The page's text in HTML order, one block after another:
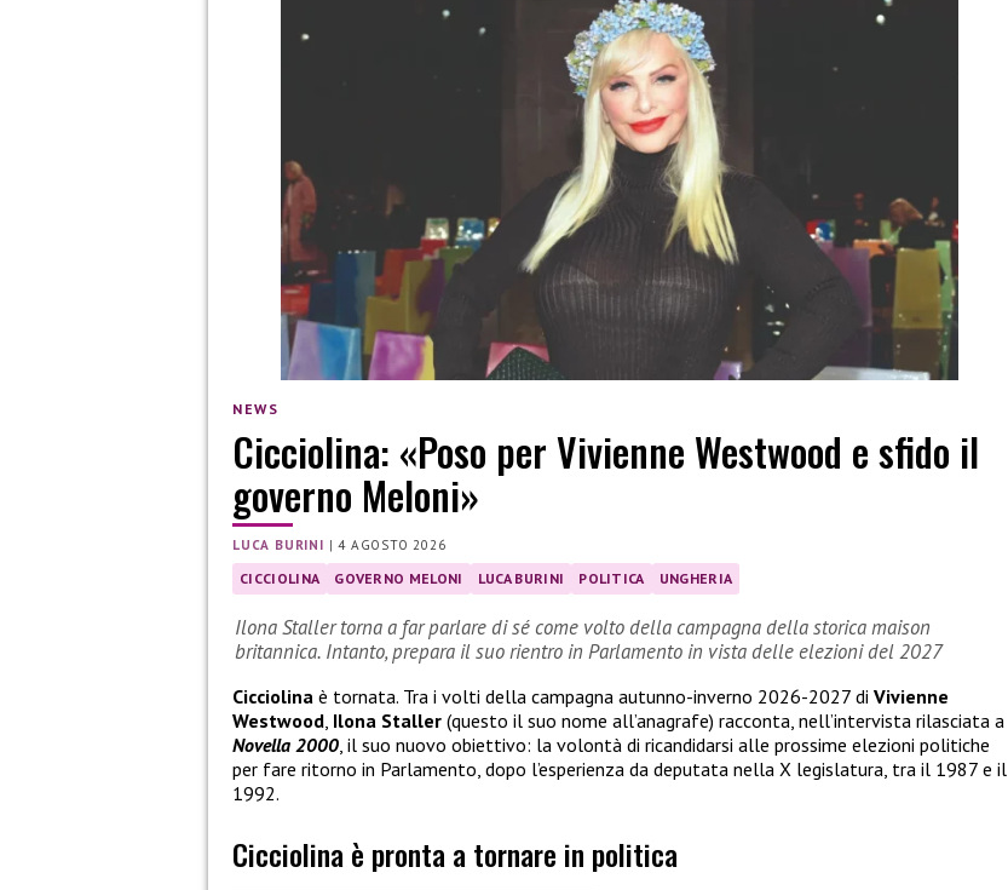
NEWS
Cicciolina: «Poso per Vivienne Westwood e sfido il
governo Meloni»
LUCA BURINI |4 AGOSTO 2026
CICCIOLINA GOVERNO MELONI LUCA BURINI POLITICA UNGHERIA
Ilona Staller torna a far parlare di sé come volto della campagna della storica maison
britannica. Intanto, prepara il suo rientro in Parlamento in vista delle elezioni del 2027
Cicciolina è tornata. Tra i volti della campagna autunno-inverno 2026-2027 di Vivienne
Westwood, Ilona Staller (questo il suo nome all’anagrafe) racconta, nell’intervista rilasciata a
Novella 2000, il suo nuovo obiettivo: la volontà di ricandidarsi alle prossime elezioni politiche
per fare ritorno in Parlamento, dopo l’esperienza da deputata nella X legislatura, tra il 1987 e il
1992.
Cicciolina è pronta a tornare in politica